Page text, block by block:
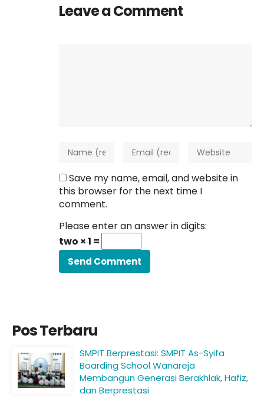
Leave a Comment
Save my name, email, and website in
this browser for the next time I
comment.
Please enter an answer in digits:
two × 1 =
Pos Terbaru
SMPIT Berprestasi: SMPIT As-Syifa
Boarding School Wanareja
Membangun Generasi Berakhlak, Hafiz,
dan Berprestasi